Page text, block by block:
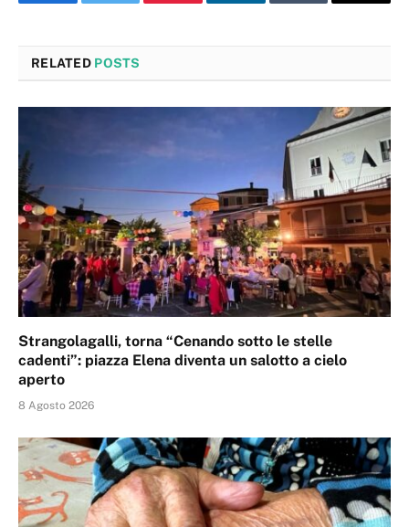
RELATED POSTS
Strangolagalli, torna “Cenando sotto le stelle
cadenti”: piazza Elena diventa un salotto a cielo
aperto
8 Agosto 2026